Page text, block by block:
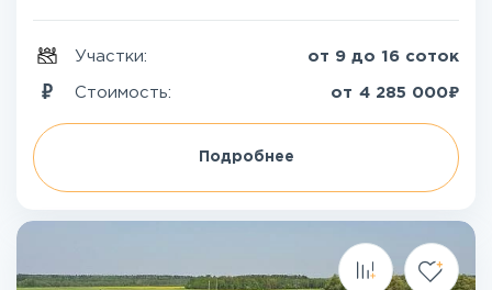
Участки: от 9 до 16 соток
Стоимость: от 4 285 000₽
Подробнее